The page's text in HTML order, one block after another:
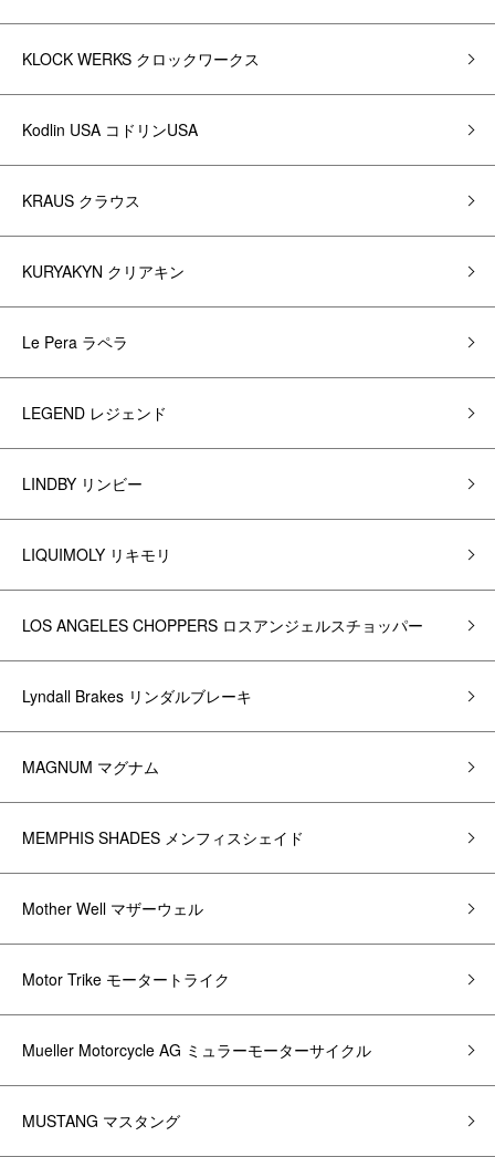
KLOCK WERKS クロックワークス
Kodlin USA コドリンUSA
KRAUS クラウス
KURYAKYN クリアキン
Le Pera ラペラ
LEGEND レジェンド
LINDBY リンビー
LIQUIMOLY リキモリ
LOS ANGELES CHOPPERS ロスアンジェルスチョッパー
Lyndall Brakes リンダルブレーキ
MAGNUM マグナム
MEMPHIS SHADES メンフィスシェイド
Mother Well マザーウェル
Motor Trike モータートライク
Mueller Motorcycle AG ミュラーモーターサイクル
MUSTANG マスタング